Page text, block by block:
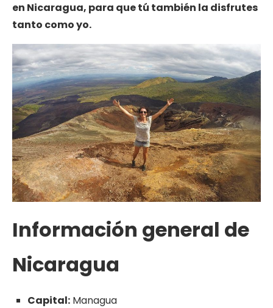
en Nicaragua, para que tú también la disfrutes
tanto como yo.
Información general de
Nicaragua
Capital: Managua